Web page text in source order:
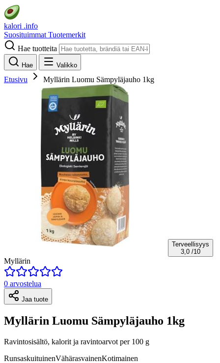
kalori .info
Suosituimmat Tuotemerkit
Hae tuotteita
Hae Valikko
Etusivu Myllärin Luomu Sämpyläjauho 1kg
Terveellisyys
3,0 /10
Myllärin
0 arvostelua
Jaa tuote
Myllärin Luomu Sämpyläjauho 1kg
Ravintosisältö, kalorit ja ravintoarvot per 100 g
RunsaskuituinenVähärasvainenKotimainen